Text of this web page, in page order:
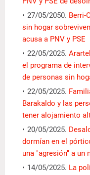
27/05/2050. Berri-
sin hogar
acusa a PNV y PSE
22/05/2025.
el programa de
de personas sin
22/05/2025.
Barakaldo y las
tener alojamiento
20/05/2025.
dormían en el
una "agresión" a un
14/05/2025. La